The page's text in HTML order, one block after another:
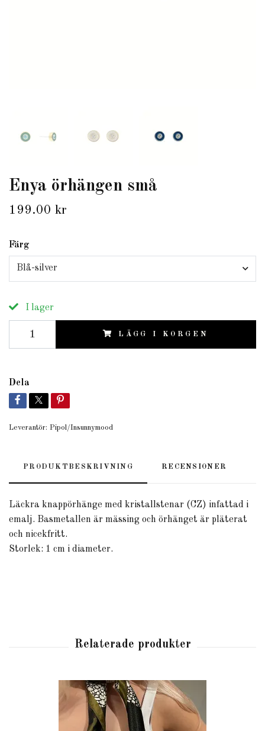
Enya örhängen små
199.00 kr
Färg
Blå-silver
I lager
LÄGG I KORGEN
Dela
Leverantör: Pipol/Insunnymood
PRODUKTBESKRIVNING RECENSIONER
Läckra knappörhänge med kristallstenar (CZ) infattad i
emalj. Basmetallen är mässing och örhänget är pläterat
och nicekfritt.
Storlek: 1 cm i diameter.